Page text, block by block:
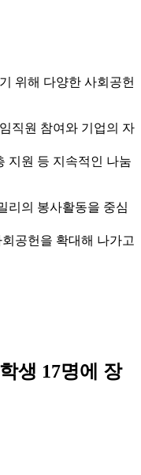
위해 다양한 사회공헌
직원 참여와 기업의 자
지원 등 지속적인 나눔
리의 봉사활동을 중심
공헌을 확대해 나가고
생 17명에 장